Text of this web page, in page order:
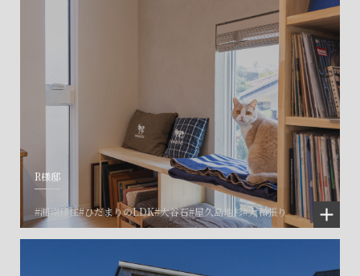
R様邸
#湘南移住#ひだまりのLDK#大谷石#屋久島地杉#大和張り